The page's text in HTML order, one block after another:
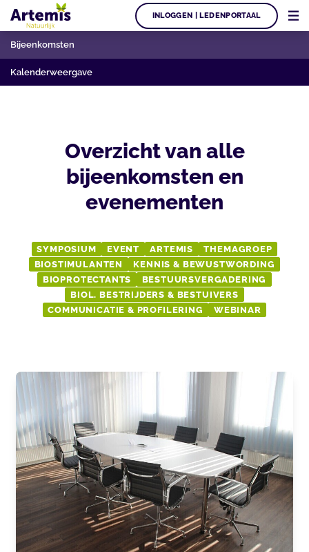
INLOGGEN | LEDENPORTAAL
Bijeenkomsten
Kalenderweergave
Overzicht van alle
bijeenkomsten en
evenementen
SYMPOSIUM EVENT ARTEMIS
THEMAGROEP
BIOSTIMULANTEN
KENNIS & BEWUSTWORDING
BIOPROTECTANTS
BESTUURSVERGADERING
BIOL. BESTRIJDERS & BESTUIVERS
COMMUNICATIE & PROFILERING
WEBINAR